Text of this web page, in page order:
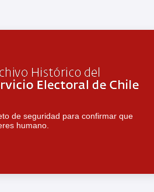
de seguridad para confirmar que
humano.